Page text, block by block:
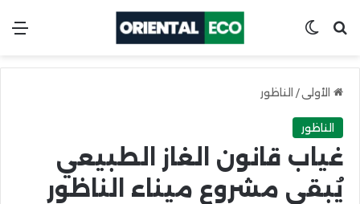
ابحث عنSwitch skin
الأولى / الناظور
الناظور
غياب قانون الغاز الطبيعي
يُبقي مشروع ميناء الناظور